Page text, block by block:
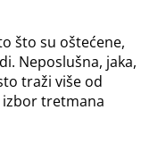
što su oštećene,
Neposlušna, jaka,
traži više od
tretmana